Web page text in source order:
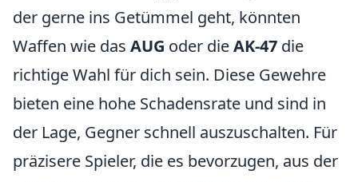
der gerne ins Getümmel geht, könnten
Waffen wie das AUG oder dieAK-47 die
richtige Wahl für dich sein. Diese Gewehre
bieten eine hohe Schadensrate und sind in
der Lage, Gegner schnell auszuschalten. Für
präzisere Spieler, die es bevorzugen, aus der